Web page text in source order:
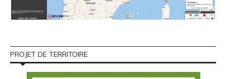
PROJET DE TERRITOIRE